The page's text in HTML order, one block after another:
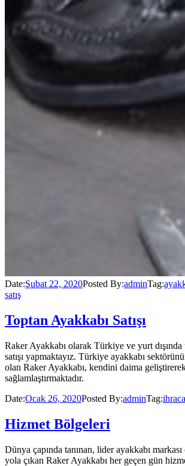
Date:Şubat 22, 2020Posted By:adminTag:
satış
Toptan Ayakkabı Satışı
Raker Ayakkabı olarak Türkiye ve yurt dışında
satışı yapmaktayız. Türkiye ayakkabı
olan Raker Ayakkabı, kendini daima
sağlamlaştırmaktadır.
Date:Ocak 26, 2020Posted By:adminTag:
Hizmet Bölgeleri
Dünya çapında tanınan, lider ayakkabı
yola çıkan Raker Ayakkabı her geçen gün